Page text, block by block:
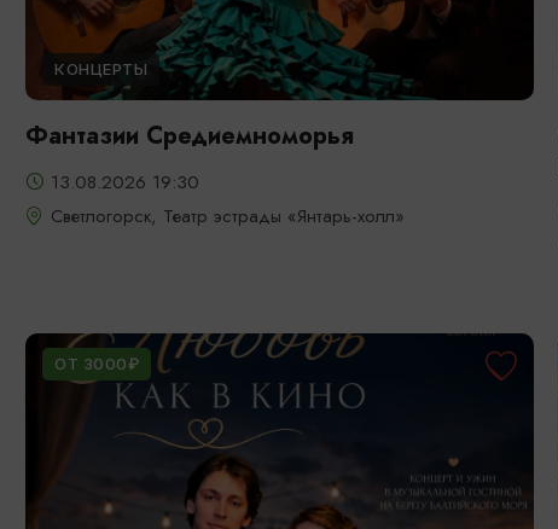
КОНЦЕРТЫ
Фантазии Средиемноморья
13.08.2026 19:30
Светлогорск, Театр эстрады «Янтарь-холл»
ОТ 3000₽